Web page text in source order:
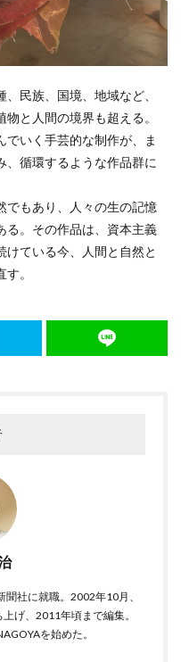
民族、国境、地域など、
と人間の境界も超える。
いく手芸的な制作が、ま
、循環するような作品群に
もあり、人々の生の記憶
る。その作品は、資本主義
ている今、人間と自然と
。
社に就職。2002年10月、
げ、2011年頃まで編集。
を始めた。